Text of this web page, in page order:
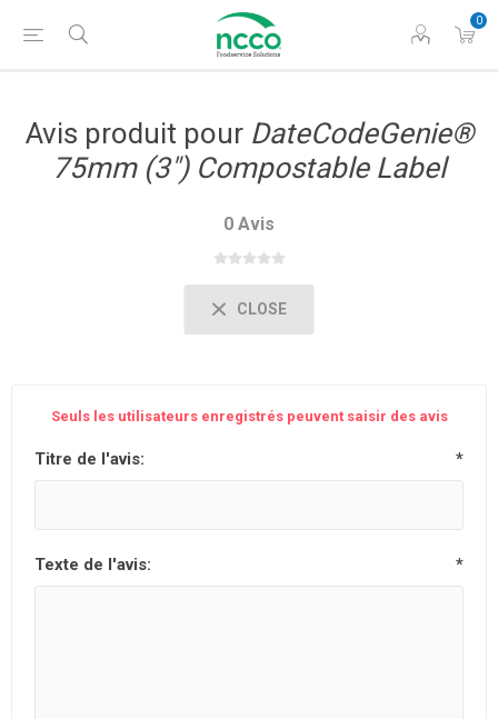
0
Avis produit pour DateCodeGenie®
75mm (3") Compostable Label
0 Avis
CLOSE
Seuls les utilisateurs enregistrés peuvent saisir des avis
Titre de l'avis: *
Texte de l'avis: *